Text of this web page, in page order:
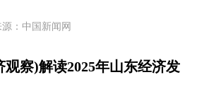
：中国新闻网
察)解读2025年山东经济发